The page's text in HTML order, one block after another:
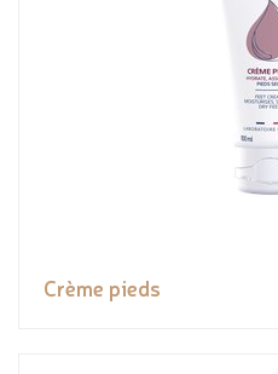
Crème pieds